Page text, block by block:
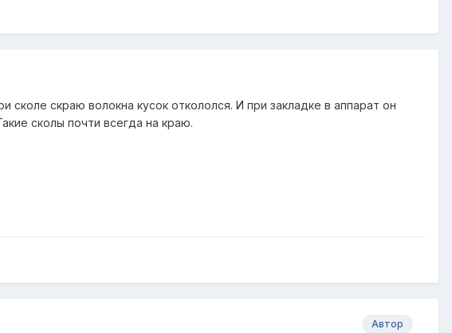
сколе скраю волокна кусок откололся. И при закладке в аппарат он
сколы почти всегда на краю.
Автор